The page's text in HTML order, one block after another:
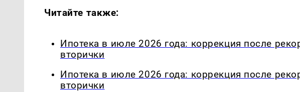
Читайте также:
Ипотека в июле 2026 года: коррекция после
вторички
Ипотека в июле 2026 года: коррекция после
вторички